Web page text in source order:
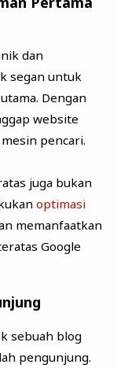
dan
segan untuk
Dengan
website
pencari.
juga bukan
optimasi
memanfaatkan
Google
sebuah blog
pengunjung.